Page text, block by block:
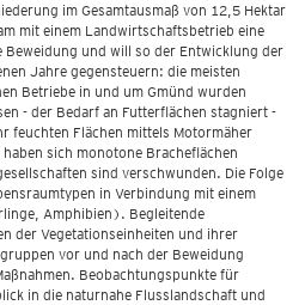
im Gesamtausmaß von 12,5 Hektar
mit einem Landwirtschaftsbetrieb eine
Beweidung und will so der Entwicklung der
Jahre gegensteuern: die meisten
Betriebe in und um Gmünd wurden
- der Bedarf an Futterflächen stagniert -
feuchten Flächen mittels Motormäher
sich monotone Bracheflächen
sind verschwunden. Die Folge
in Verbindung mit einem
Amphibien). Begleitende
der Vegetationseinheiten und ihrer
vor und nach der Beweidung
Beobachtungspunkte für
in die naturnahe Flusslandschaft und